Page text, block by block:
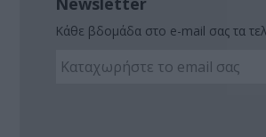
Κάθε βδομάδα στο e-mail σας τα